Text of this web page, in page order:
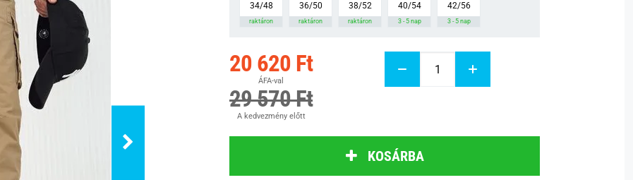
34/48
raktáron
36/50
raktáron
38/52
raktáron
40/54
3 - 5 nap
42/56
3 - 5 nap
20 620 Ft
ÁFA-val
29 570 Ft
A kedvezmény előtt
KOSÁRBA